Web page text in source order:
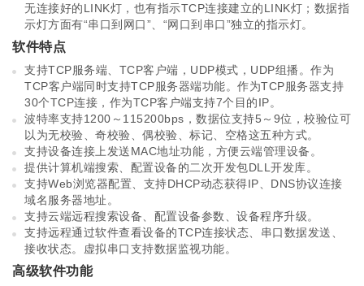
无连接好的LINK灯，也有指示TCP连接建立的LINK灯；数据指
示灯方面有“串口到网口”、“网口到串口”独立的指示灯。
软件特点
支持TCP服务端、TCP客户端，UDP模式，UDP组播。作为
TCP客户端同时支持TCP服务器端功能。作为TCP服务器支持
30个TCP连接，作为TCP客户端支持7个目的IP。
波特率支持1200～115200bps，数据位支持5～9位，校验位可
以为无校验、奇校验、偶校验、标记、空格这五种方式。
支持设备连接上发送MAC地址功能，方便云端管理设备。
提供计算机端搜索、配置设备的二次开发包DLL开发库。
支持Web浏览器配置、支持DHCP动态获得IP、DNS协议连接
域名服务器地址。
支持云端远程搜索设备、配置设备参数、设备程序升级。
支持远程通过软件查看设备的TCP连接状态、串口数据发送、
接收状态。虚拟串口支持数据监视功能。
高级软件功能